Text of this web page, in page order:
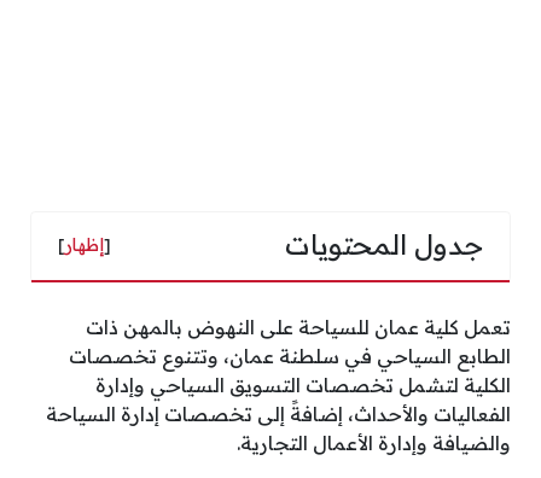
جدول المحتويات [إظهار]
تعمل كلية عمان للسياحة على النهوض بالمهن ذات
الطابع السياحي في سلطنة عمان، وتتنوع تخصصات
الكلية لتشمل تخصصات التسويق السياحي وإدارة
الفعاليات والأحداث، إضافةً إلى تخصصات إدارة السياحة
والضيافة وإدارة الأعمال التجارية.